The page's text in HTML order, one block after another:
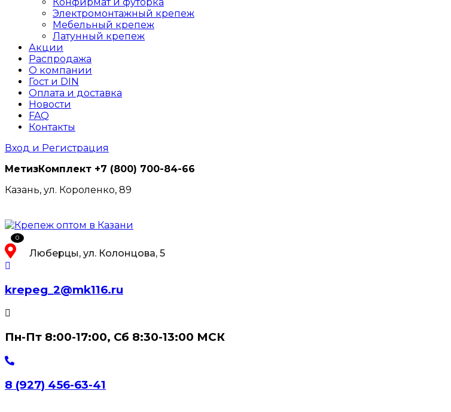
Электромонтажный крепеж
Мебельный крепеж
Латунный крепеж
Акции
Распродажа
О компании
Гост и DIN
Оплата и доставка
Новости
FAQ
Контакты
Вход и Регистрация
МетизКомплект +7 (800) 700-84-66
Казань, ул. Короленко, 89
0
Люберцы, ул. Колонцова, 5
krepeg_2@mk116.ru
Пн-Пт 8:00-17:00, Сб 8:30-13:00 МСК
8 (927) 456-63-41